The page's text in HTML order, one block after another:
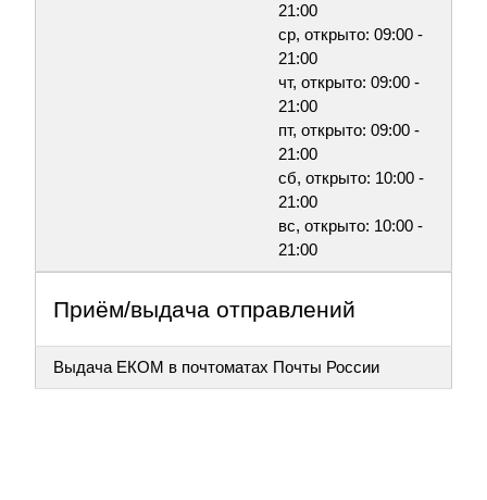
21:00
ср, открыто: 09:00 -
21:00
чт, открыто: 09:00 -
21:00
пт, открыто: 09:00 -
21:00
сб, открыто: 10:00 -
21:00
вс, открыто: 10:00 -
21:00
Приём/выдача отправлений
Выдача ЕКОМ в почтоматах Почты России